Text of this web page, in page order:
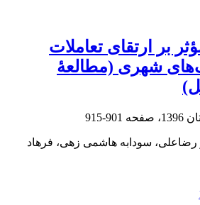
بر ارتقای تعاملات
شهری (مطالعۀ
901-915
سودابه هاشمی زهی، فرهاد